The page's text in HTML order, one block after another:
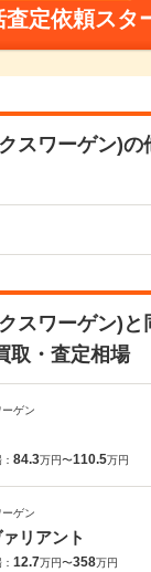
査定依頼スタ
スワーゲン)の
スワーゲン)と
取・査定相場
ゲン
84.3万円〜110.5万円
ゲン
リアント
12.7万円〜358万円